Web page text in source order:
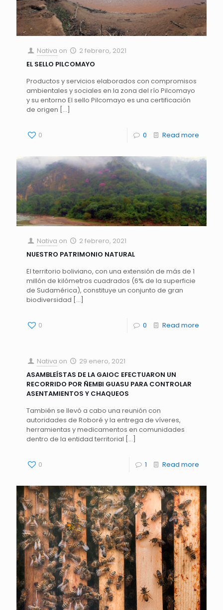
Nativa on
2 febrero, 2021
EL SELLO PILCOMAYO
Productos y servicios elaborados con compromisos
ambientales y sociales en la zona del río Pilcomayo
y su entorno El sello Pilcomayo es una certificación
de origen […]
0 0 Read more
Nativa on
2 febrero, 2021
NUESTRO PATRIMONIO NATURAL
El territorio boliviano, con una extensión de más de 1
millón de kilómetros cuadrados (6% de la superficie
de Sudamérica), constituye un conjunto de gran
biodiversidad […]
0 0 Read more
Nativa on
29 enero, 2021
ASAMBLEÍSTAS DE LA GAIOC EFECTUARON UN
RECORRIDO POR ÑEMBI GUASU PARA CONTROLAR
ASENTAMIENTOS Y CHAQUEOS
También se llevó a cabo una reunión con
autoridades de Roboré y la entrega de víveres,
herramientas y medicamentos en comunidades
dentro de la entidad territorial […]
0 1 Read more